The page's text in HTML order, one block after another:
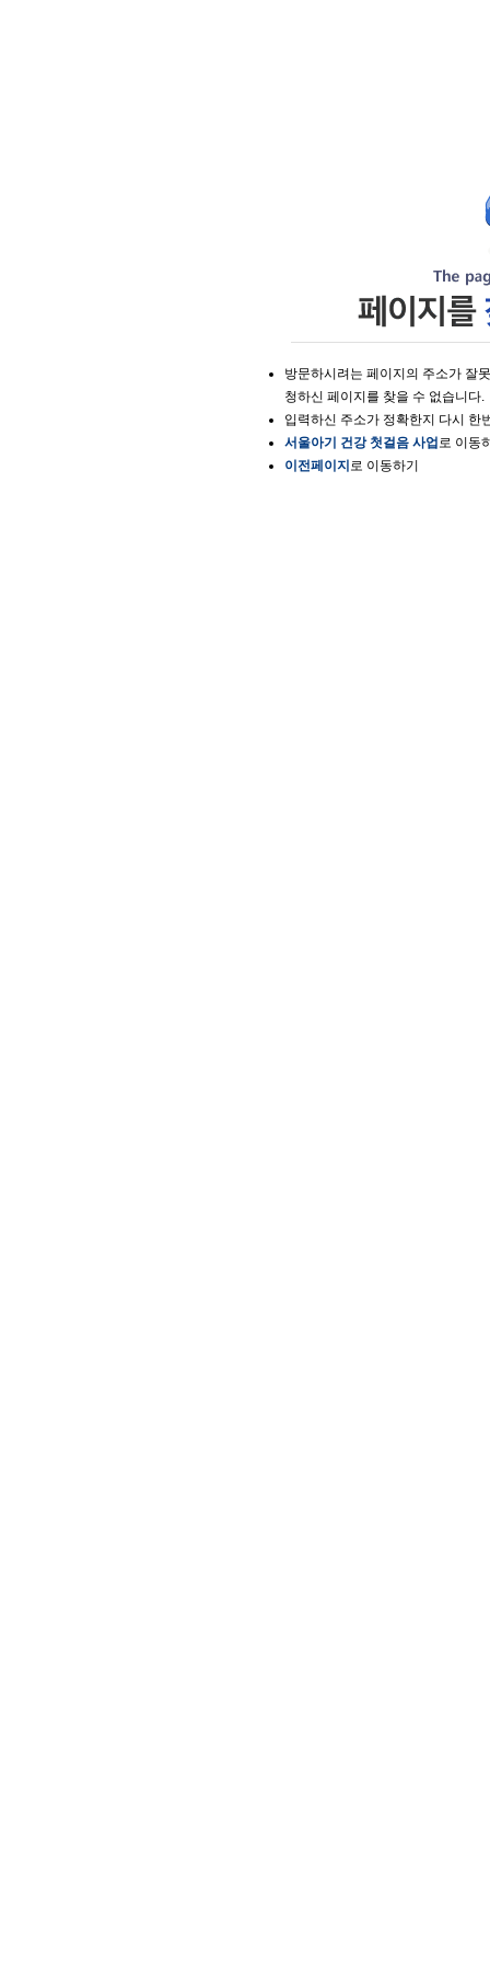
방문하시려는 페이지의 주소가 잘
청하신 페이지를 찾을 수 없습니다.
입력하신 주소가 정확한지 다시 한
서울아기 건강 첫걸음 사업 로 이동
이전페이지 로 이동하기